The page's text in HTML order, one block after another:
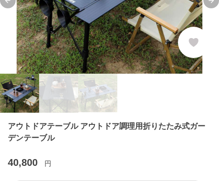
Previous slide
アウトドアテーブル アウトドア調理用折りたたみ式ガー
デンテーブル
40,800 円